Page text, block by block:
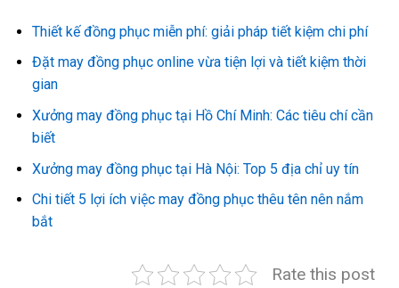
Thiết kế đồng phục miễn phí: giải pháp tiết kiệm chi phí
Đặt may đồng phục online vừa tiện lợi và tiết kiệm thời
gian
Xưởng may đồng phục tại Hồ Chí Minh: Các tiêu chí cần
biết
Xưởng may đồng phục tại Hà Nội: Top 5 địa chỉ uy tín
Chi tiết 5 lợi ích việc may đồng phục thêu tên nên nắm
bắt
Rate this post